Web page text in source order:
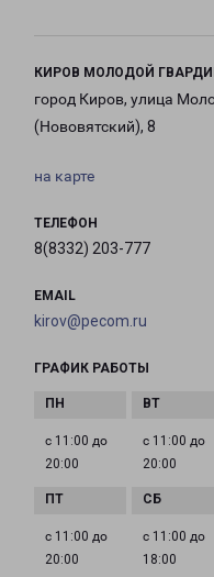
КИРОВ МОЛОДОЙ
город Киров, улица
(Нововятский), 8
на карте
ТЕЛЕФОН
8(8332) 203-777
EMAIL
kirov@pecom.ru
ГРАФИК РАБОТЫ
с 11:00 до
20:00
с 11:00 до
20:00
с 11:00 до
20:00
с 11:00 до
18:00